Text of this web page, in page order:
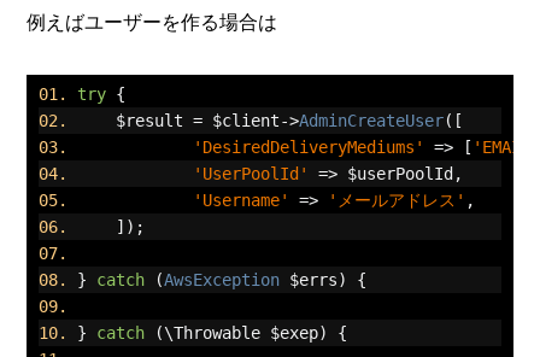
例えばユーザーを作る場合は
try {
	$result
= $client->AdminCreateUser([
'DesiredDeliveryMediums'
=> [ 'EMAIL'
'UserPoolId'
=> $userPoolId ,
'Username'
=> 'メールアドレス' ,
]);
} catch (AwsException $errs) {
} catch (\Throwable $exep) {